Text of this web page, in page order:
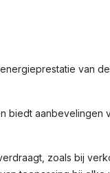
van
aanbevelingen
zoals bij